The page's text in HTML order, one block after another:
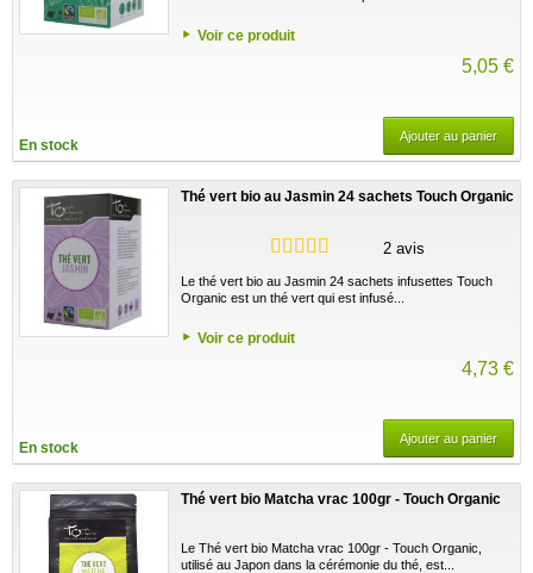
Voir ce produit
5,05 €
En stock
Ajouter au panier
Thé vert bio au Jasmin 24 sachets Touch Organic
2 avis
Le thé vert bio au Jasmin 24 sachets infusettes Touch
Organic est un thé vert qui est infusé...
Voir ce produit
4,73 €
En stock
Ajouter au panier
Thé vert bio Matcha vrac 100gr - Touch Organic
Le Thé vert bio Matcha vrac 100gr - Touch Organic,
utilisé au Japon dans la cérémonie du thé, est...